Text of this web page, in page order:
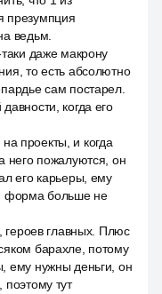
презумпция
ведьм.
даже макрону
то есть абсолютно
сам постарел.
когда его
проекты, и когда
него пожалуются, он
его карьеры, ему
форма больше не
героев главных. Плюс
барахле, потому
ему нужны деньги, он
поэтому тут